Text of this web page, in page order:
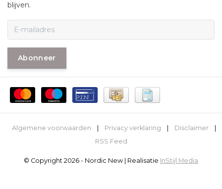
blijven.
Abonneer
Algemene voorwaarden Privacy verklaring Disclaimer
RSS Feed
© Copyright 2026 - Nordic New | Realisatie InStijl Media